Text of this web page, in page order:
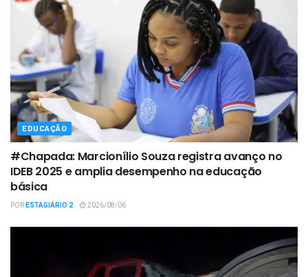
EDUCAÇÃO
#Chapada: Marcionílio Souza registra avanço no
IDEB 2025 e amplia desempenho na educação
básica
PORESTAGIÁRIO 2 2026/08/06